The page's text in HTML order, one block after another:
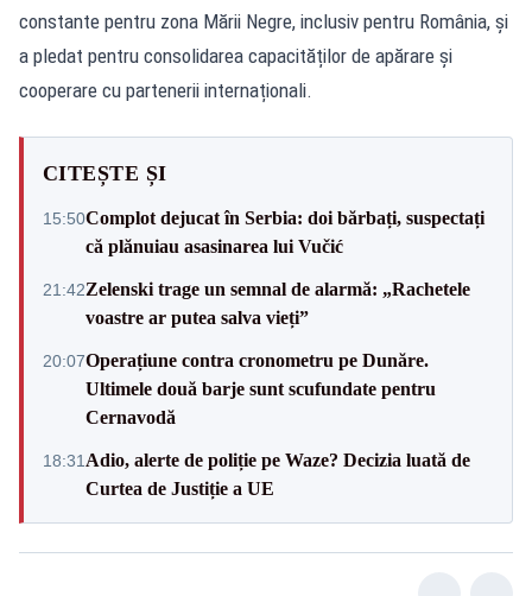
constante pentru zona Mării Negre, inclusiv pentru România, și
a pledat pentru consolidarea capacităților de apărare și
cooperare cu partenerii internaționali.
CITEȘTE ȘI
15:50Complot dejucat în Serbia: doi bărbați, suspectați
că plănuiau asasinarea lui Vučić
21:42Zelenski trage un semnal de alarmă: „Rachetele
voastre ar putea salva vieți”
20:07Operațiune contra cronometru pe Dunăre.
Ultimele două barje sunt scufundate pentru
Cernavodă
18:31 Adio, alerte de poliție pe Waze? Decizia luată de
Curtea de Justiție a UE